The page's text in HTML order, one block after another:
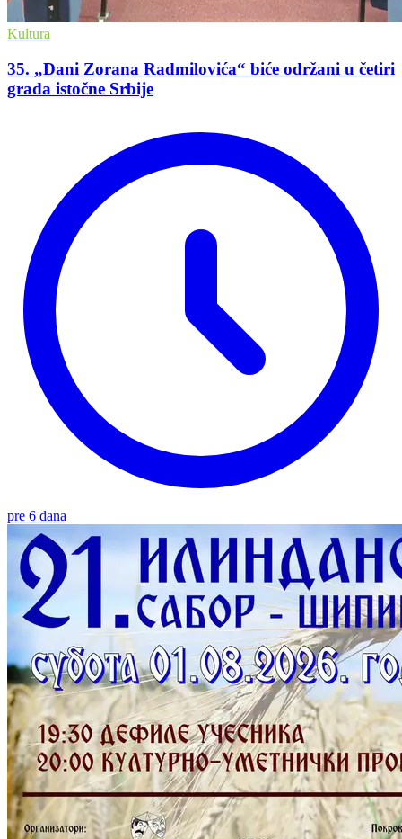
Kultura
35. „Dani Zorana Radmilovića“ biće održani u četiri
grada istočne Srbije
pre 6 dana